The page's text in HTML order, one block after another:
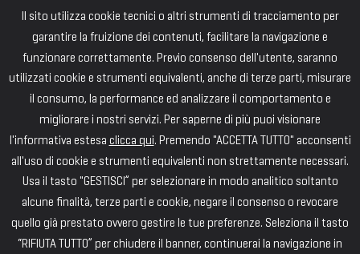
Il sito utilizza cookie tecnici o altri strumenti di tracciamento per
garantire la fruizione dei contenuti, facilitare la navigazione e
funzionare correttamente. Previo consenso dell'utente, saranno
utilizzati cookie e strumenti equivalenti, anche di terze parti, misurare
il consumo, la performance ed analizzare il comportamento e
migliorare i nostri servizi. Per saperne di più puoi visionare
l'informativa estesa clicca qui. Premendo "ACCETTA TUTTO" acconsenti
all'uso di cookie e strumenti equivalenti non strettamente necessari.
Usa il tasto "GESTISCI” per selezionare in modo analitico soltanto
alcune finalità, terze parti e cookie, negare il consenso o revocare
quello già prestato ovvero gestire le tue preferenze. Seleziona il tasto
“RIFIUTA TUTTO” per chiudere il banner, continuerai la navigazione in